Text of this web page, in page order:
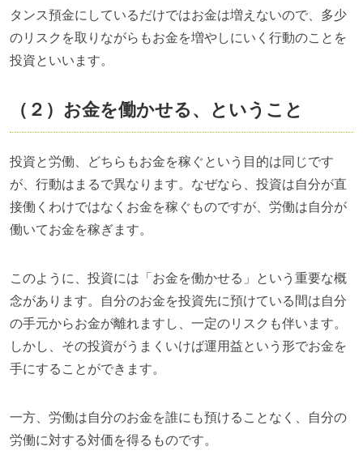
タンス預金にしているだけではお金は増えないので、多少
のリスクを取りながらもお金を増やしにいく行動のことを
投資といいます。
（２）お金を働かせる、ということ
投資と労働、どちらもお金を稼ぐという目的は同じです
が、行動はまるで異なります。なぜなら、投資は自分が直
接働くわけではなくお金を稼ぐものですが、労働は自分が
働いてお金を稼ぎます。
このように、投資には「お金を働かせる」という重要な概
念があります。自分のお金を投資先に預けている間は自分
の手元からお金が離れますし、一定のリスクも伴います。
しかし、その投資がうまくいけば運用益という形でお金を
手にすることができます。
一方、労働は自分のお金を誰にも預けることなく、自分の
労働に対する対価を得るものです。